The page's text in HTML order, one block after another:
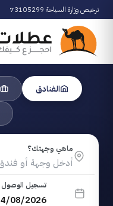
ترخيص وزارة السياحة 73105299
الفنادق
ماهي وجهتك؟
تسجيل الوصول
08/2026